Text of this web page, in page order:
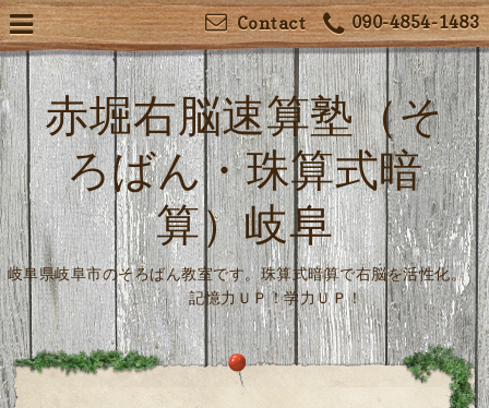
090-4854-1483
Contact
赤堀右脳速算塾（そ
ろばん・珠算式暗
算）岐阜
岐阜県岐阜市のそろばん教室です。珠算式暗算で右脳を活性化。
記憶力ＵＰ！学力ＵＰ！